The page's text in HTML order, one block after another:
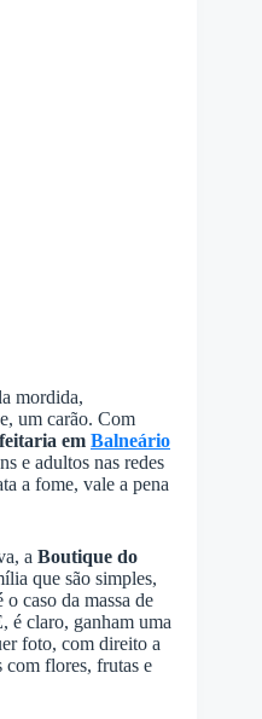
mordida,
um carão. Com
em Balneário
e adultos nas redes
a fome, vale a pena
a Boutique do
que são simples,
caso da massa de
é claro, ganham uma
foto, com direito a
com flores, frutas e